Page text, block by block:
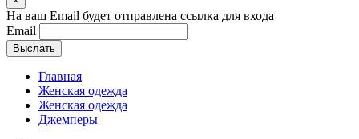
На ваш Email будет отправлена ссылка для входа
Email
Выслать
Главная
Женская одежда
Женская одежда
Джемперы